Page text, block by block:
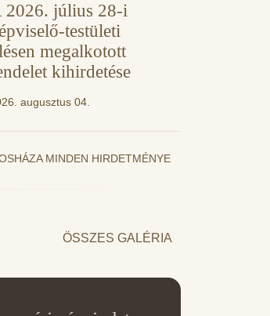
2026. július 28-i
testületi
megalkotott
kihirdetése
augusztus 04.
MINDEN HIRDETMÉNYE
ÖSSZES GALÉRIA